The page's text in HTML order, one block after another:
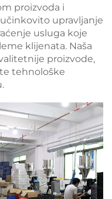
proizvoda i
upravljanje
usluga koje
klijenata. Naša
proizvode,
tehnološke